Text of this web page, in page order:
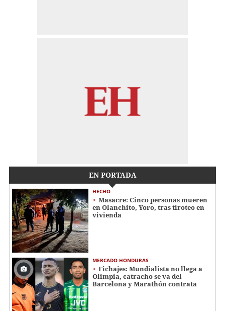
EN PORTADA
HECHO
Masacre: Cinco personas mueren
en Olanchito, Yoro, tras tiroteo en
vivienda
MERCADO HONDURAS
Fichajes: Mundialista no llega a
Olimpia, catracho se va del
Barcelona y Marathón contrata